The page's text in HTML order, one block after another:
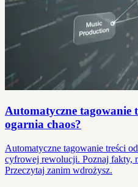
Automatyczne tagowanie
ogarnia chaos?
Automatyczne tagowanie treści
cyfrowej rewolucji. Poznaj fakty,
Przeczytaj zanim wdrożysz.